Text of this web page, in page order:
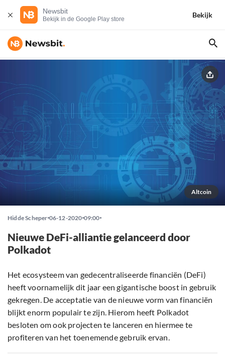
Newsbit
Bekijk in de Google Play store
Bekijk
Altcoin
Hidde Scheper 06-12-2020 09:00
Nieuwe DeFi-alliantie gelanceerd door
Polkadot
Het ecosysteem van gedecentraliseerde financiën (DeFi)
heeft voornamelijk dit jaar een gigantische boost in gebruik
gekregen. De acceptatie van de nieuwe vorm van financiën
blijkt enorm populair te zijn. Hierom heeft Polkadot
besloten om ook projecten te lanceren en hiermee te
profiteren van het toenemende gebruik ervan.